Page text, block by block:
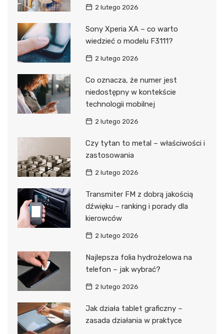
2 lutego 2026
Sony Xperia XA – co warto
wiedzieć o modelu F3111?
2 lutego 2026
Co oznacza, że numer jest
niedostępny w kontekście
technologii mobilnej
2 lutego 2026
Czy tytan to metal – właściwości i
zastosowania
2 lutego 2026
Transmiter FM z dobrą jakością
dźwięku – ranking i porady dla
kierowców
2 lutego 2026
Najlepsza folia hydrożelowa na
telefon – jak wybrać?
2 lutego 2026
Jak działa tablet graficzny –
zasada działania w praktyce